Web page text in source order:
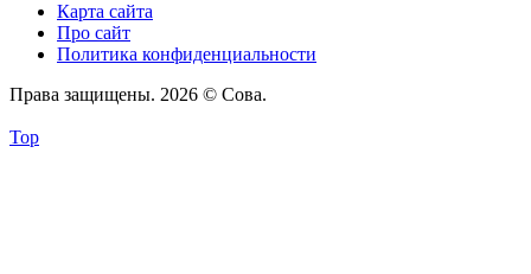
Карта сайта
Про сайт
Политика конфиденциальности
Права защищены. 2026 © Сова.
Top